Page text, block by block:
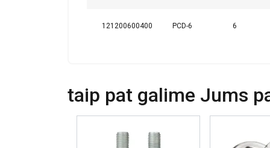
121200600400 PCD-6 6
taip pat galime Jums